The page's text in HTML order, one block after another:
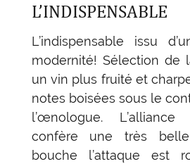
L’INDISPENSABLE
L’indispensable issu
modernité! Sélection de
un vin plus fruité et
notes boisées sous le
l’œnologue.
confère une très
bouche l’attaque est